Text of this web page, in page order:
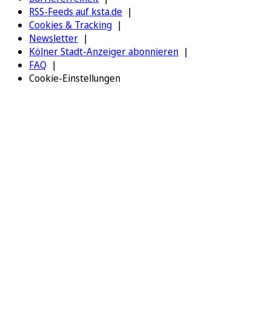
RSS-Feeds auf ksta.de
Cookies & Tracking
Newsletter
Kölner Stadt-Anzeiger abonnieren
FAQ
Cookie-Einstellungen